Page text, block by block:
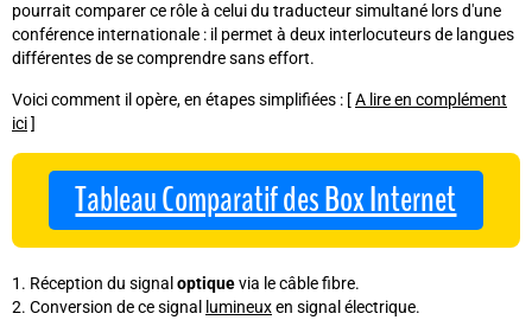
pourrait comparer ce rôle à celui du traducteur simultané lors d'une
conférence internationale : il permet à deux interlocuteurs de langues
différentes de se comprendre sans effort.
Voici comment il opère, en étapes simplifiées : [A lire en complément
ici]
Tableau Comparatif des Box Internet
Réception du signal optiquevia le câble fibre.
Conversion de ce signal
lumineuxen signal électrique.